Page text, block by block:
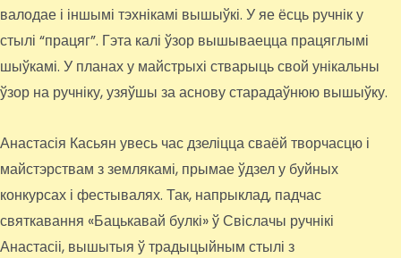
валодае і іншымі тэхнікамі вышыўкі. У яе ёсць ручнік у
стылі “працяг”. Гэта калі ўзор вышываецца працяглымі
шыўкамі. У планах у майстрыхі стварыць свой унікальны
ўзор на ручніку, узяўшы за аснову старадаўнюю вышыўку.
Анастасія Касьян увесь час дзеліцца сваёй творчасцю і
майстэрствам з землякамі, прымае ўдзел у буйных
конкурсах і фестывалях. Так, напрыклад, падчас
святкавання «Бацькавай булкі» ў Свіслачы ручнікі
Анастасіі, вышытыя ў традыцыйным стылі з